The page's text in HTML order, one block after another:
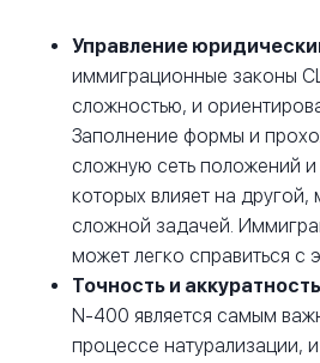
Управление
иммиграционные законы
сложностью, и
Заполнение формы и
сложную сеть положений
которых влияет на
сложной задачей.
может легко справиться с
Точность и аккуратность
N-400 является самым
процессе натурализации,